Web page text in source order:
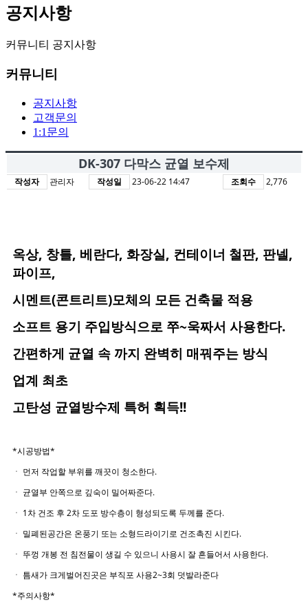
공지사항
커뮤니티 공지사항
커뮤니티
공지사항
고객문의
1:1문의
DK-307 다막스 균열 보수제
작성자 관리자 작성일 23-06-22 14:47 조회수 2,776
옥상, 창틀, 베란다, 화장실, 컨테이너 철판, 판넬,
파이프,
시멘트(콘트리트)모체의 모든 건축물 적용
소프트 용기 주입방식으로 쭈~욱짜서 사용한다.
간편하게 균열 속 까지 완벽히 매꿔주는 방식
업계 최초
고탄성 균열방수제 특허 획득!!
*시공방법*
ㆍ 먼저 작업할 부위를 깨끗이 청소한다.
ㆍ 균열부 안쪽으로 깊숙이 밀어짜준다.
ㆍ 1차 건조 후 2차 도포 방수층이 형성되도록 두께를 준다.
ㆍ 밀폐된공간은 온풍기 또는 소형드라이기로 건조촉진 시킨다.
ㆍ 뚜껑 개봉 전 침전물이 생길 수 있으니 사용시 잘 흔들어서 사용한다.
ㆍ 틈새가 크게벌어진곳은 부직포 사용2~3회 덧발라준다
*주의사항*